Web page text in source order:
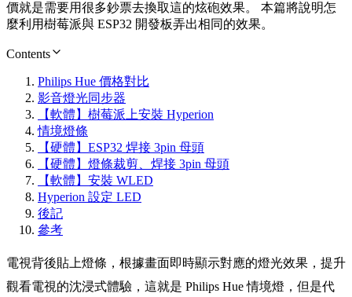
價就是需要用很多鈔票去換取這的炫砲效果。 本篇將說明怎
麼利用樹莓派與 ESP32 開發板弄出相同的效果。
Contents
Philips Hue 價格對比
影音燈光同步器
【軟體】樹莓派上安裝 Hyperion
情境燈條
【硬體】ESP32 焊接 3pin 母頭
【硬體】燈條裁剪、焊接 3pin 母頭
【軟體】安裝 WLED
Hyperion 設定 LED
後記
參考
電視背後貼上燈條，根據畫面即時顯示對應的燈光效果，提升
觀看電視的沈浸式體驗，這就是 Philips Hue 情境燈，但是代